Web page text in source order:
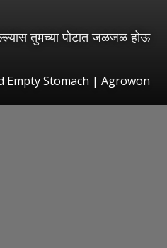
तुमच्या पोटात जळजळ होऊ
Empty Stomach | Agrowon